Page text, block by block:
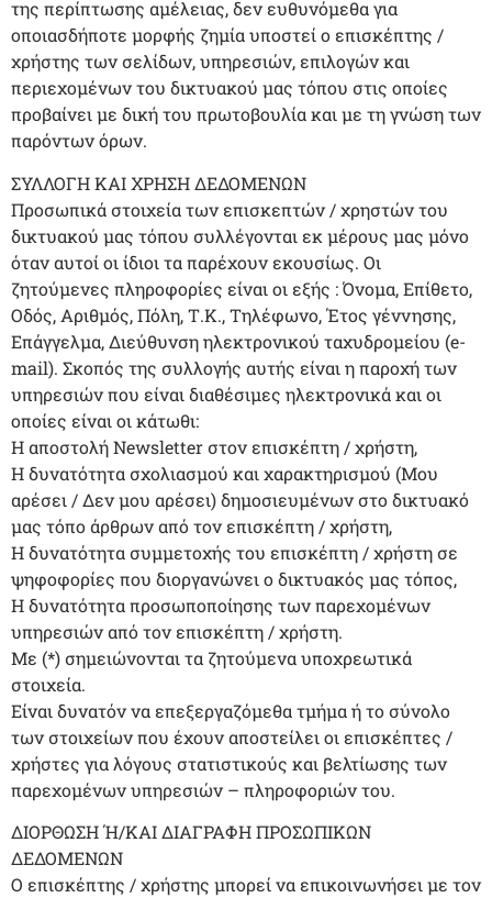
της περίπτωσης αμέλειας, δεν ευθυνόμεθα για
οποιασδήποτε μορφής ζημία υποστεί ο επισκέπτης /
χρήστης των σελίδων, υπηρεσιών, επιλογών και
περιεχομένων του δικτυακού μας τόπου στις οποίες
προβαίνει με δική του πρωτοβουλία και με τη γνώση των
παρόντων όρων.
ΣΥΛΛΟΓΗ ΚΑΙ ΧΡΗΣΗ ΔΕΔΟΜΕΝΩΝ
Προσωπικά στοιχεία των επισκεπτών / χρηστών του
δικτυακού μας τόπου συλλέγονται εκ μέρους μας μόνο
όταν αυτοί οι ίδιοι τα παρέχουν εκουσίως. Οι
ζητούμενες πληροφορίες είναι οι εξής : Όνομα, Επίθετο,
Οδός, Αριθμός, Πόλη, Τ.Κ., Τηλέφωνο, Έτος γέννησης,
Επάγγελμα, Διεύθυνση ηλεκτρονικού ταχυδρομείου (e-
mail). Σκοπός της συλλογής αυτής είναι η παροχή των
υπηρεσιών που είναι διαθέσιμες ηλεκτρονικά και οι
οποίες είναι οι κάτωθι:
Η αποστολή Newsletter στον επισκέπτη / χρήστη,
Η δυνατότητα σχολιασμού και χαρακτηρισμού (Μου
αρέσει / Δεν μου αρέσει) δημοσιευμένων στο δικτυακό
μας τόπο άρθρων από τον επισκέπτη / χρήστη,
Η δυνατότητα συμμετοχής του επισκέπτη / χρήστη σε
ψηφοφορίες που διοργανώνει ο δικτυακός μας τόπος,
Η δυνατότητα προσωποποίησης των παρεχομένων
υπηρεσιών από τον επισκέπτη / χρήστη.
Με (*) σημειώνονται τα ζητούμενα υποχρεωτικά
στοιχεία.
Είναι δυνατόν να επεξεργαζόμεθα τμήμα ή το σύνολο
των στοιχείων που έχουν αποστείλει οι επισκέπτες /
χρήστες για λόγους στατιστικούς και βελτίωσης των
παρεχομένων υπηρεσιών – πληροφοριών του.
ΔΙΟΡΘΩΣΗ Ή/ΚΑΙ ΔΙΑΓΡΑΦΗ ΠΡΟΣΩΠΙΚΩΝ
ΔΕΔΟΜΕΝΩΝ
Ο επισκέπτης / χρήστης μπορεί να επικοινωνήσει με τον